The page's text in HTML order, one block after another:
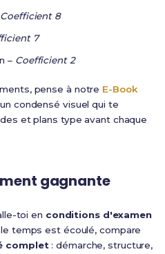
Coefficient 8
7
– Coefficient 2
pense à notre E-Book
condensé visuel qui te
et plans type avant chaque
gagnante
toi en conditions d'examen
temps est écoulé, compare
complet : démarche, structure,